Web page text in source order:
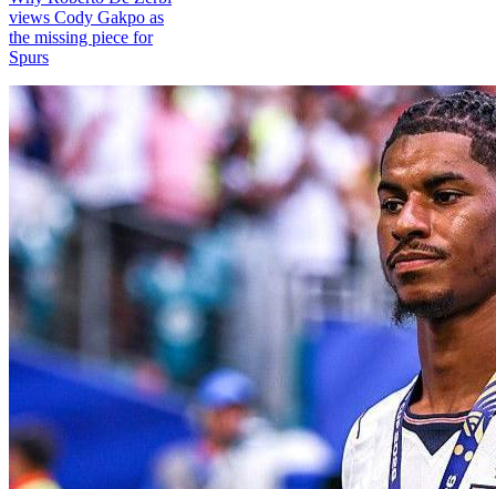
views Cody Gakpo as
the missing piece for
Spurs